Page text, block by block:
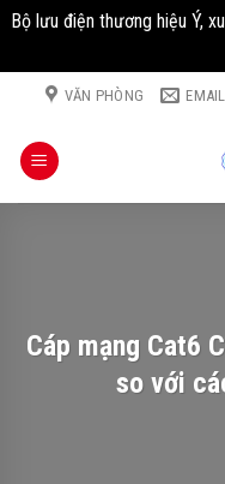
Bộ lưu điện thương hiệu Ý,
Chuyển
dung
VĂN PHÒNG EMAIL
Cáp mạng Cat6
so với